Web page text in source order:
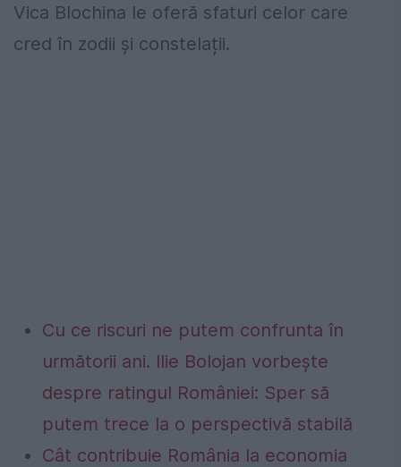
Vica Blochina le oferă sfaturi celor care
cred în zodii și constelații.
Cu ce riscuri ne putem confrunta în
următorii ani. Ilie Bolojan vorbește
despre ratingul României: Sper să
putem trece la o perspectivă stabilă
Cât contribuie România la economia